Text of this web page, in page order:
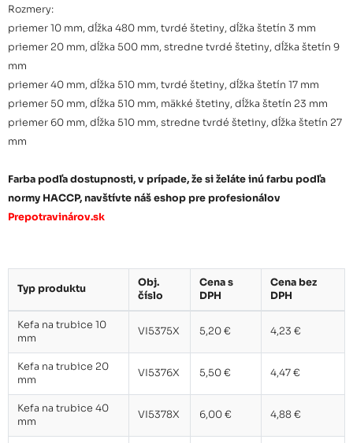
Kefa na trubice 60 mm
Rozmery:
priemer 10 mm, dĺžka 480 mm, tvrdé štetiny, dĺžka štetín 3 mm
priemer 20 mm, dĺžka 500 mm, stredne tvrdé štetiny, dĺžka štetín 9
mm
priemer 40 mm, dĺžka 510 mm, tvrdé štetiny, dĺžka štetín 17 mm
priemer 50 mm, dĺžka 510 mm, mäkké štetiny, dĺžka štetín 23 mm
priemer 60 mm, dĺžka 510 mm, stredne tvrdé štetiny, dĺžka štetín 27
mm
Farba podľa dostupnosti, v prípade, že si želáte inú farbu podľa
normy HACCP, navštívte náš eshop pre profesionálov
Prepotravinárov.sk
Typ produktu
Obj.
číslo
Cena s
DPH
Cena bez
DPH
Kefa na trubice 10
mm
VI5375X 5,20 € 4,23 €
Kefa na trubice 20
mm
VI5376X 5,50 € 4,47 €
Kefa na trubice 40
mm
VI5378X 6,00 € 4,88 €